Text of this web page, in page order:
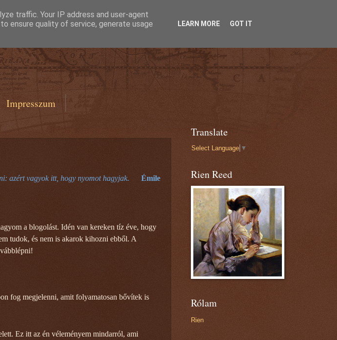
Impresszum
azért vagyok itt, hogy nyomot hagyjak. Émile
a blogolást. Idén van kereken tíz éve, hogy
tudok, és nem is akarok kihozni ebből. A
fog megjelenni, amit folyamatosan bővítek is
Ez itt az én véleményem mindarról, ami
Translate
Select Language ▼
Rien Reed
Rólam
Rien
traffic. Your IP address and user-agent
ensure quality of service, generate usage
LEARN MORE GOT IT